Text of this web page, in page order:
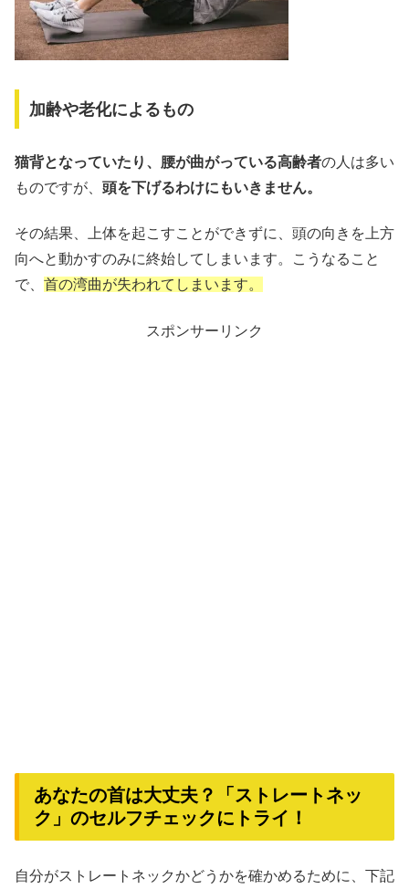
加齢や老化によるもの
猫背となっていたり、腰が曲がっている高齢者の人は多い
ものですが、 頭を下げるわけにもいきません。
その結果、上体を起こすことができずに、頭の向きを上方
向へと動かすのみに終始してしまいます。こうなること
で、 首の湾曲が失われてしまいます。
スポンサーリンク
あなたの首は大丈夫？「ストレートネッ
ク」のセルフチェックにトライ！
自分がストレートネックかどうかを確かめるために、下記